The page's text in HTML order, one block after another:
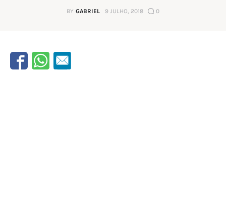
BY GABRIEL 9 JULHO, 2018 0